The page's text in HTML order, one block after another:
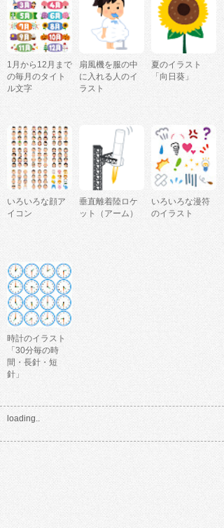
1月から12月まで
の毎月のタイト
ル文字
扇風機を服の中
に入れる人のイ
ラスト
夏のイラスト
「向日葵」
いろいろな顔ア
イコン
垂直離着陸ロケ
ット（アーム）
いろいろな漫符
のイラスト
時計のイラスト
「30分毎の時
間・長針・短
針」
loading..